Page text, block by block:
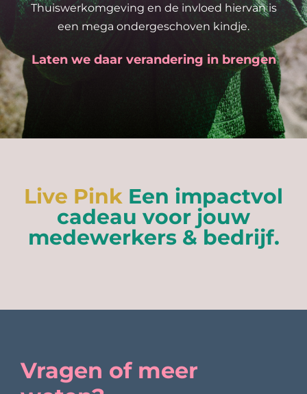
Thuiswerkomgeving en de invloed hiervan is
een mega ondergeschoven kindje.
Laten we daar verandering in brengen
Live Pink Een impactvol
cadeau voor jouw
medewerkers & bedrijf.
Vragen of meer